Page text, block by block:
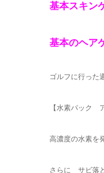
基本スキン
基本のヘア
ゴルフに行った
【水素パック
高濃度の水素を
さらに サビ落